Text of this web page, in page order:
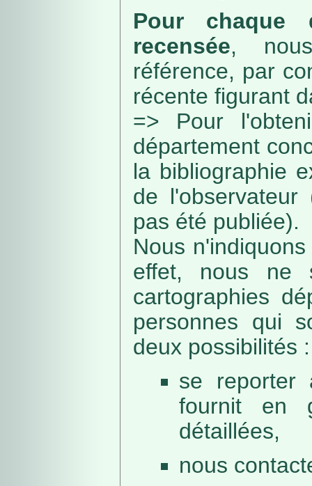
Pour chaque
recensée,
référence, par
récente figurant
=> Pour
département
la bibliographie
de
pas été publiée).
Nous
effet, nous ne
cartographies
personnes qui
deux possibilités :
se reporter
fournit en
détaillées,
nous